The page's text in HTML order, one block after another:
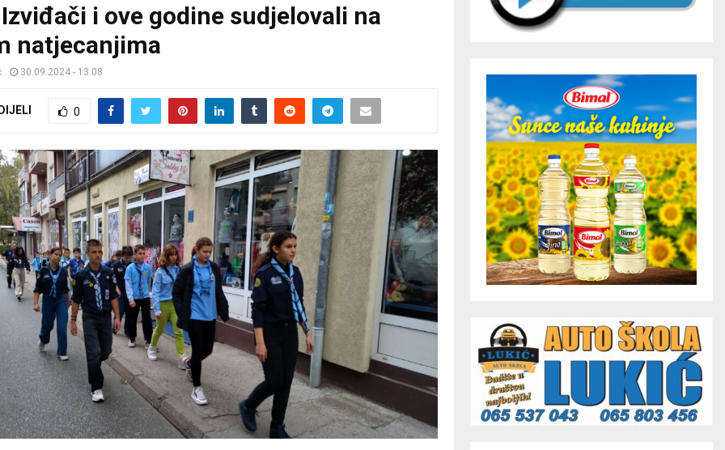
i ove godine sudjelovali na
natjecanjima
30.09.2024 - 13:08
0